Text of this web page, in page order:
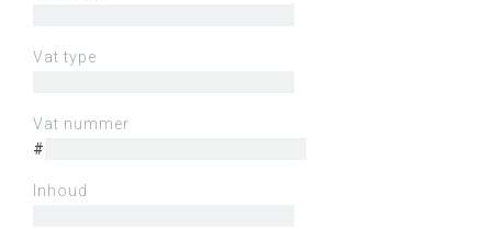
Vat type
Vat nummer
#
Inhoud